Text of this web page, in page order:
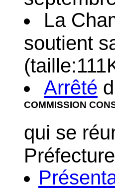
La
soutient
Arrêté
COMMISSION
qui se